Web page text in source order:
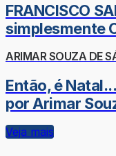
FRANCISCO
simplesmente
ARIMAR SOUZA DE
Então, é
por Arimar
Veja mais